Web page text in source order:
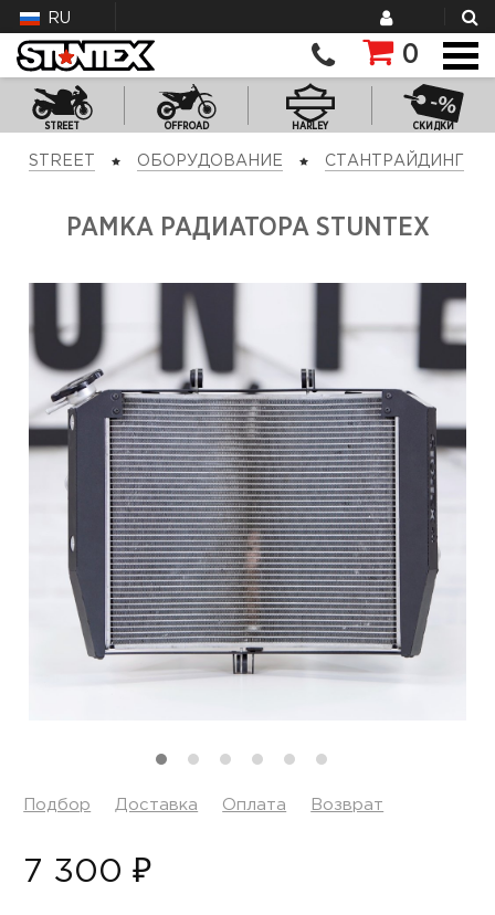
RU
0
STREET OFFROAD HARLEY СКИДКИ
STREET ОБОРУДОВАНИЕ СТАНТРАЙДИНГ
РАМКА РАДИАТОРА STUNTEX
Подбор Доставка Оплата Возврат
7 300 ₽